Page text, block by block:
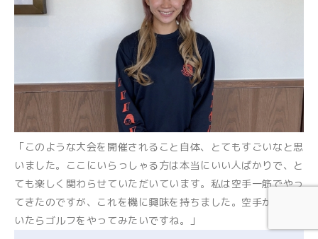
「このような大会を開催されること自体、とてもすごいなと思
いました。ここにいらっしゃる方は本当にいい人ばかりで、と
ても楽しく関わらせていただいています。私は空手一筋でやっ
てきたのですが、これを機に興味を持ちました。空手が落ち着
いたらゴルフをやってみたいですね。」